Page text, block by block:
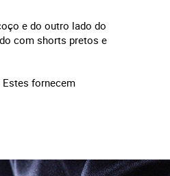
e do outro lado do
com shorts pretos e
fornecem